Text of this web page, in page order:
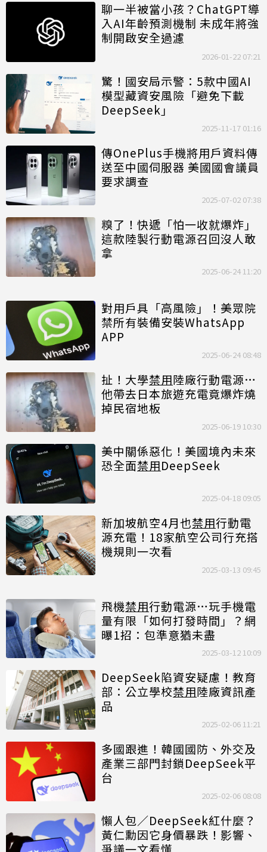
聊一半被當小孩？ChatGPT導
入AI年齡預測機制 未成年將強
制開啟安全過濾
2026-01-22 07:21
驚！國安局示警：5款中國AI
模型藏資安風險「避免下載
DeepSeek」
2025-11-17 01:16
傳OnePlus手機將用戶資料傳
送至中國伺服器 美國國會議員
要求調查
2025-07-02 07:38
糗了！快遞「怕一收就爆炸」
這款陸製行動電源召回沒人敢
拿
2025-06-24 11:20
對用戶具「高風險」！美眾院
禁所有裝備安裝WhatsApp
APP
2025-06-24 08:48
扯！大學禁用陸廠行動電源…
他帶去日本旅遊充電竟爆炸燒
掉民宿地板
2025-06-19 10:30
美中關係惡化！美國境內未來
恐全面禁用DeepSeek
2025-04-18 09:05
新加坡航空4月也禁用行動電
源充電！18家航空公司行充搭
機規則一次看
2025-03-13 09:45
飛機禁用行動電源…玩手機電
量有限「如何打發時間」？網
曝1招：包準意猶未盡
2025-03-12 10:09
DeepSeek陷資安疑慮！教育
部：公立學校禁用陸廠資訊產
品
2025-02-06 11:21
多國跟進！韓國國防、外交及
產業三部門封鎖DeepSeek平
台
2025-02-06 08:08
懶人包／DeepSeek紅什麼？
黃仁勳因它身價暴跌！影響、